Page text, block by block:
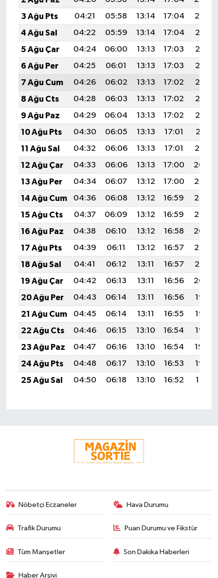
3 Ağu Pts
04:21 05:58 13:14 17:04
20:19
4 Ağu Sal
04:22 05:59 13:14 17:04
20:18
5 Ağu Çar
04:24 06:00 13:13 17:03
20:17
6 Ağu Per
04:25 06:01 13:13 17:03
20:16
7 Ağu Cum
04:26 06:02 13:13 17:02
20:15
8 Ağu Cts
04:28 06:03 13:13 17:02
20:13
9 Ağu Paz
04:29 06:04 13:13 17:02
20:12
10 Ağu Pts
04:30 06:05 13:13 17:01
20:11
11 Ağu Sal
04:32 06:06 13:13 17:01
20:10
12 Ağu Çar
04:33 06:06 13:13 17:00
20:09
13 Ağu Per
04:34 06:07 13:12 17:00
20:07
14 Ağu Cum
04:36 06:08 13:12 16:59
20:06
15 Ağu Cts
04:37 06:09 13:12 16:59
20:05
16 Ağu Paz
04:38 06:10 13:12 16:58
20:04
17 Ağu Pts
04:39 06:11 13:12 16:57
20:02
18 Ağu Sal
04:41 06:12 13:11 16:57
20:01
19 Ağu Çar
04:42 06:13 13:11 16:56
20:00
20 Ağu Per
04:43 06:14 13:11 16:56
19:58
21 Ağu Cum
04:45 06:14 13:11 16:55
19:57
22 Ağu Cts
04:46 06:15 13:10 16:54
19:56
23 Ağu Paz
04:47 06:16 13:10 16:54
19:54
24 Ağu Pts
04:48 06:17 13:10 16:53
19:53
25 Ağu Sal
04:50 06:18 13:10 16:52 19:51
Nöbetçi Eczaneler Hava Durumu
Trafik Durumu Puan Durumu ve Fikstür
Tüm Manşetler Son Dakika Haberleri
Haber Arşivi